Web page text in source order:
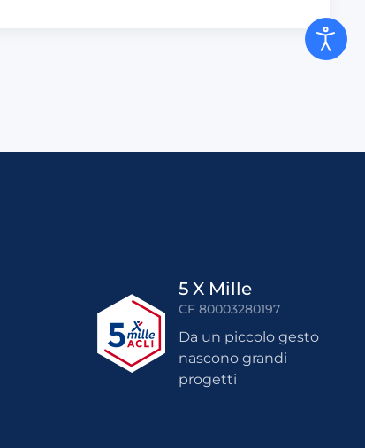
5 X Mille
CF 80003280197
Da un piccolo gesto
nascono grandi
progetti